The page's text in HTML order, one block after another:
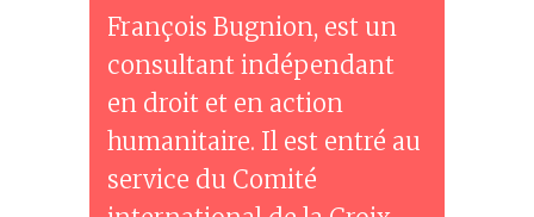
François Bugnion, est un
consultant indépendant
en droit et en action
humanitaire. Il est entré au
service du Comité